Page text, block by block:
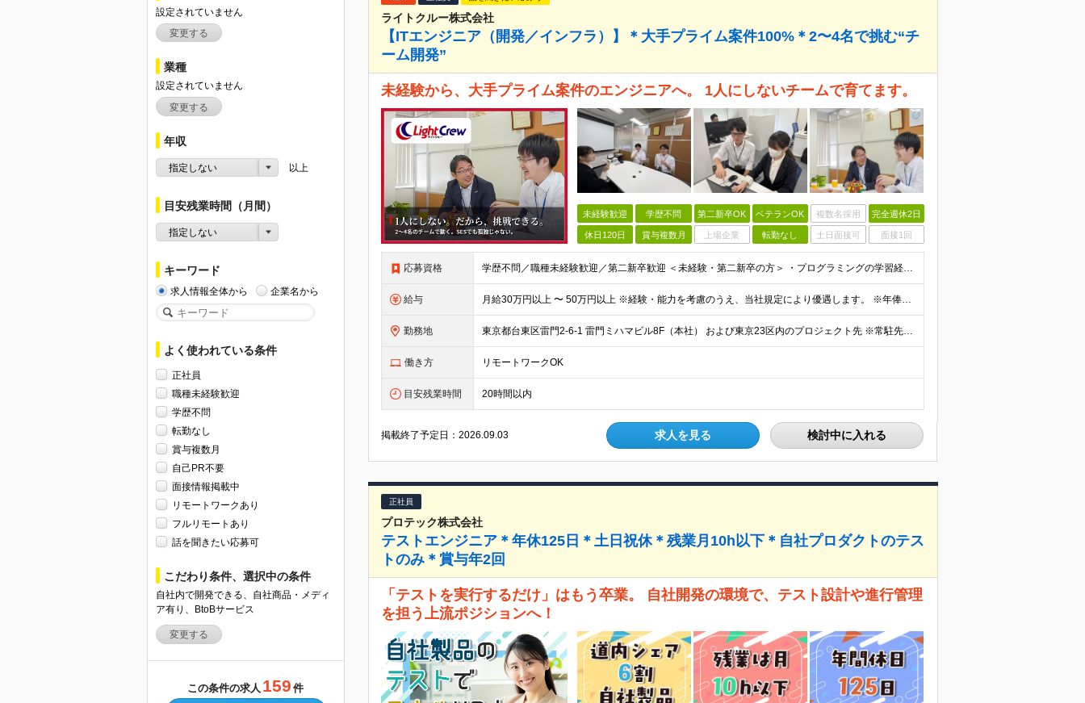
設定されていません
変更する
業種
設定されていません
変更する
年収
指定しない 以上
目安残業時間（月間）
指定しない
キーワード
求人情報全体から 企業名から
よく使われている条件
正社員
職種未経験歓迎
学歴不問
転勤なし
賞与複数月
自己PR不要
面接情報掲載中
リモートワークあり
フルリモートあり
話を聞きたい応募可
こだわり条件、選択中の条件
自社内で開発できる、自社商品・メディ
ア有り、BtoBサービス
変更する
この条件の求人 159 件
ライトクルー株式会社
【ITエンジニア（開発／インフラ）】＊大手プライム案件100%＊2〜4名で挑む“チ
ーム開発”
未経験から、大手プライム案件のエンジニアへ。 1人にしないチームで育てます。
未経験歓迎 学歴不問 第二新卒OK ベテランOK 複数名採用 完全週休2日
休日120日 賞与複数月 上場企業 転勤なし 土日面接可 面接1回
応募資格 学歴不問／職種未経験歓迎／第二新卒歓迎 ＜未経験・第二新卒の方＞ ・プログラミングの学習経験がある方（スクール／独学／専門学校いずれも可） ・モノづくりが好きで、自分で学び続けられる方 ※SE実務経
給与 月給30万円以上 〜 50万円以上 ※経験・能力を考慮のうえ、当社規定により優遇します。 ※年俸制（月給として支給）。 ※想定年収400万〜700万円。 【給与体系】 ・昇給：適宜（前年度実績：社員
勤務地 東京都台東区雷門2-6-1 雷門ミハマビル8F（本社） および東京23区内のプロジェクト先 ※常駐先（東京23区内）が変わることはありますが、転勤はありません。 ※社員の約7割が週2〜3日リモート勤
働き方 リモートワークOK
目安残業時間 20時間以内
掲載終了予定日：2026.09.03 求人を見る 検討中に入れる
正社員
プロテック株式会社
テストエンジニア＊年休125日＊土日祝休＊残業月10h以下＊自社プロダクトのテス
トのみ＊賞与年2回
「テストを実行するだけ」はもう卒業。 自社開発の環境で、テスト設計や進行管理
を担う上流ポジションへ！